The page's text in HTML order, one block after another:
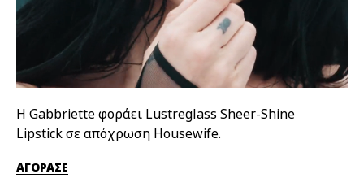
Η Gabbriette φοράει Lustreglass Sheer-Shine
Lipstick σε απόχρωση Housewife.
ΑΓΟΡΑΣΕ